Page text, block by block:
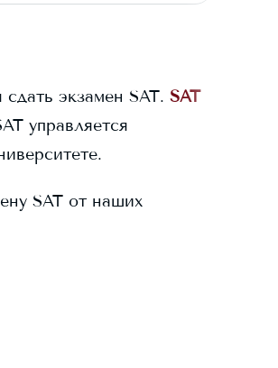
экзамен SAT. SAT
управляется
SAT от наших